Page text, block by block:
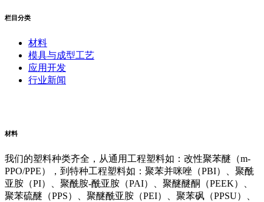
栏目分类
材料
模具与成型工艺
应用开发
行业新闻
材料
我们的塑料种类齐全，从通用工程塑料如：改性聚苯醚（m-
PPO/PPE），到特种工程塑料如：聚苯并咪唑（PBI）、聚酰
亚胺（PI）、聚酰胺-酰亚胺（PAI）、聚醚醚酮（PEEK）、
聚苯硫醚（PPS）、聚醚酰亚胺（PEI）、聚苯砜（PPSU）、